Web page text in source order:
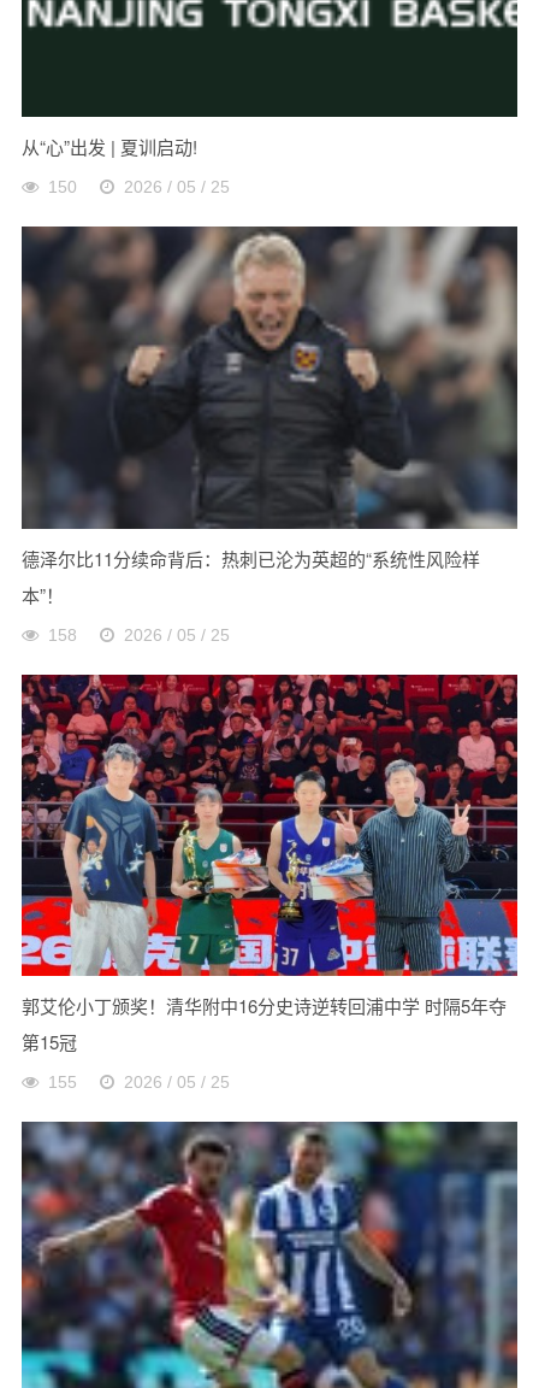
从“心”出发 | 夏训启动!
150 2026 / 05 / 25
德泽尔比11分续命背后：热刺已沦为英超的“系统性风险样
本”！
158 2026 / 05 / 25
郭艾伦小丁颁奖！清华附中16分史诗逆转回浦中学 时隔5年夺
第15冠
155 2026 / 05 / 25